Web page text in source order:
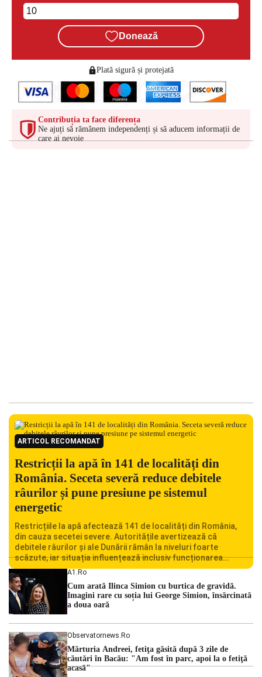
Donează
Plată sigură și protejată
Contribuția ta face diferența
Ne ajuți să rămânem independenți și să aducem informații de
care ai nevoie
ARTICOL RECOMANDAT
Restricții la apă în 141 de localități din
România. Seceta severă reduce debitele
râurilor și pune presiune pe sistemul
energetic
Restricțiile la apă afectează 141 de localități din România,
din cauza secetei severe. Autoritățile avertizează că
debitele râurilor și ale Dunării rămân la niveluri foarte
scăzute, iar situația influențează inclusiv funcționarea
Centralei Nucleare de la Cernavodă. România se confruntă
cu una dintre cele mai dificile perioade din punct de vedere
hidrologic din ultimii ani. Lipsa […]
A1.ro
Cum arată Ilinca Simion cu burtica de gravidă.
Imagini rare cu soția lui George Simion, însărcinată
a doua oară
Observatornews.ro
Mărturia Andreei, fetiţa găsită după 3 zile de
căutări în Bacău: "Am fost în parc, apoi la o fetiţă
acasă"